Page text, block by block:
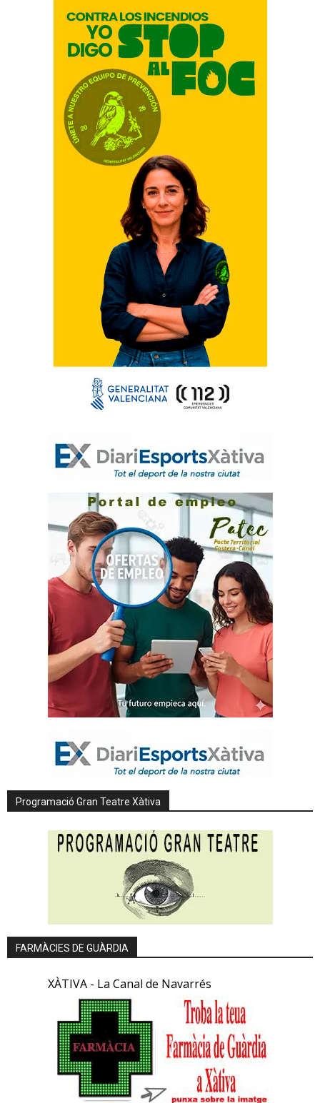
Programació Gran Teatre Xàtiva
FARMÀCIES DE GUÀRDIA
XÀTIVA - La Canal de Navarrés